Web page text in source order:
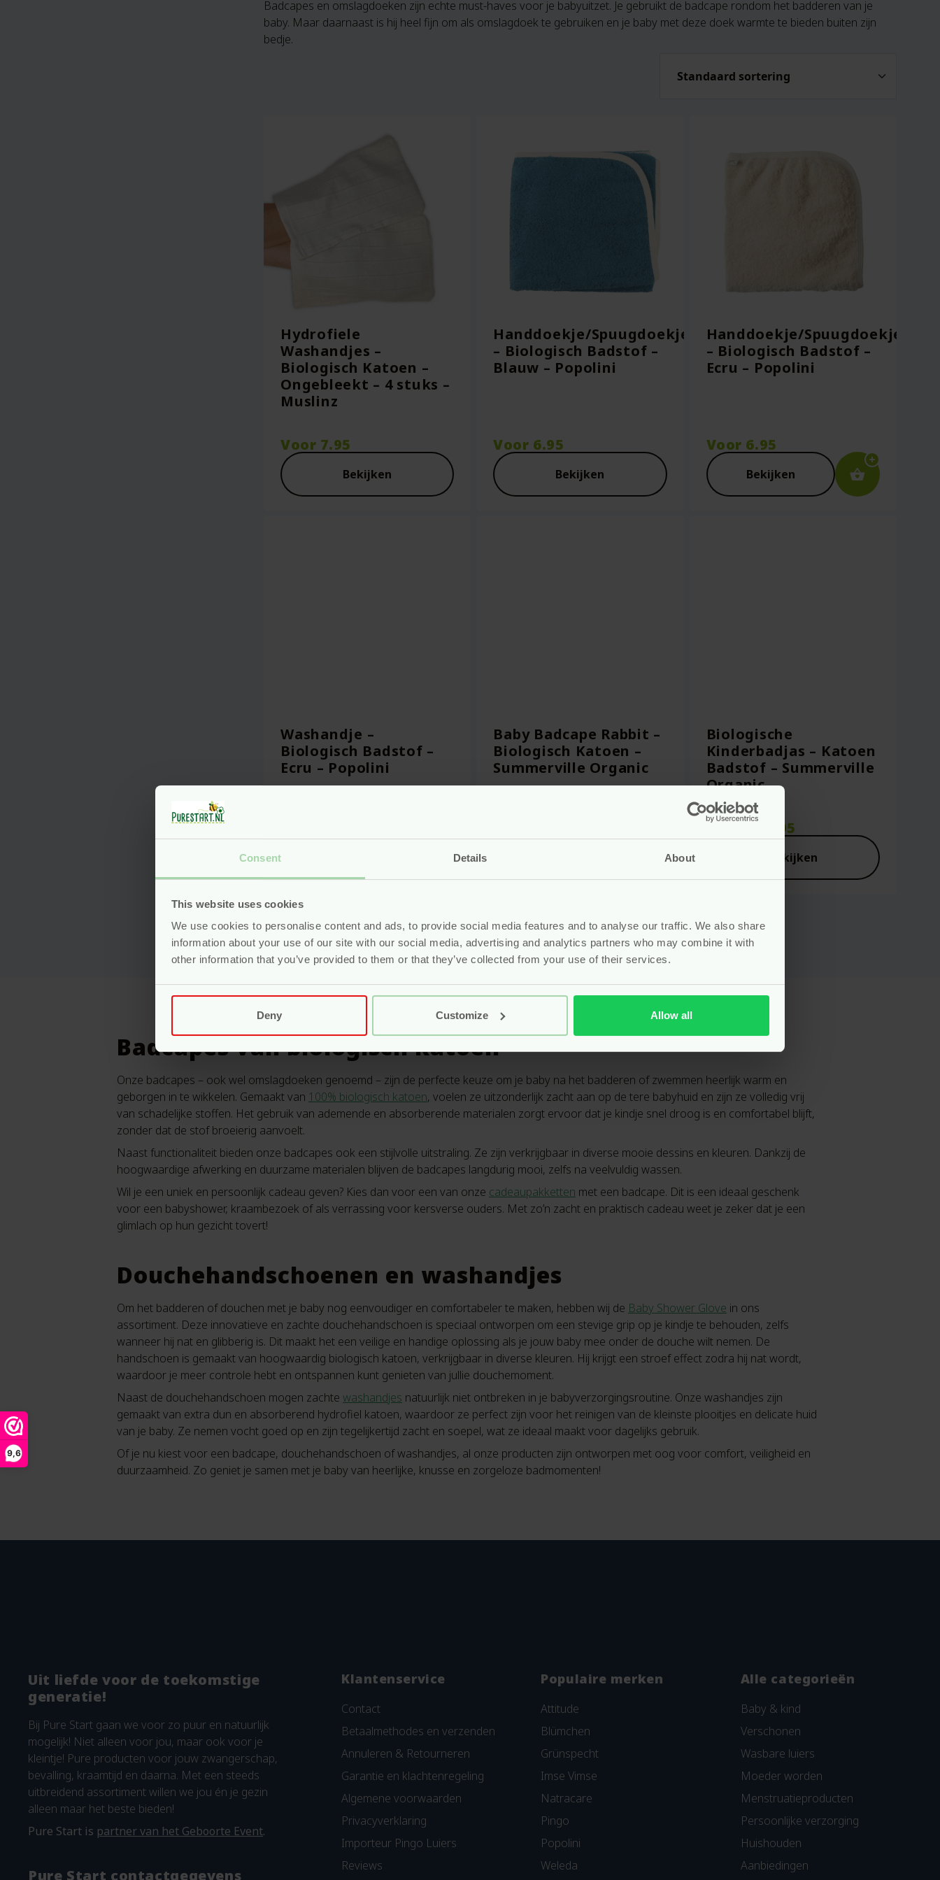
Consent Details About
This website uses cookies
We use cookies to personalise content and ads, to provide social media features and to analyse our traffic. We also share
information about your use of our site with our social media, advertising and analytics partners who may combine it with
other information that you’ve provided to them or that they’ve collected from your use of their services.
Deny Customize Allow all
9,6
Badcapes en omslagdoeken zijn echte must-haves voor je babyuitzet. Je gebruikt de badcape rondom het badderen van je
baby. Maar daarnaast is hij heel fijn om als omslagdoek te gebruiken en je baby met deze doek warmte te bieden buiten zijn
bedje.
Hydrofiele
Washandjes –
Biologisch Katoen –
Ongebleekt – 4 stuks –
Muslinz
Voor 7.95
Bekijken
Handdoekje/Spuugdoekje
– Biologisch Badstof –
Blauw – Popolini
Voor 6.95
Bekijken
Handdoekje/Spuugdoekje
– Biologisch Badstof –
Ecru – Popolini
Voor 6.95
Bekijken
Washandje –
Biologisch Badstof –
Ecru – Popolini
Baby Badcape Rabbit –
Biologisch Katoen –
Summerville Organic
Biologische
Kinderbadjas – Katoen
Badstof – Summerville
Organic
Vanaf 29.95
Bekijken
Badcapes van biologisch katoen
Onze badcapes – ook wel omslagdoeken genoemd – zijn de perfecte keuze om je baby na het badderen of zwemmen heerlijk warm en
geborgen in te wikkelen. Gemaakt van 100% biologisch katoen, voelen ze uitzonderlijk zacht aan op de tere babyhuid en zijn ze volledig vrij
van schadelijke stoffen. Het gebruik van ademende en absorberende materialen zorgt ervoor dat je kindje snel droog is en comfortabel blijft,
zonder dat de stof broeierig aanvoelt.
Naast functionaliteit bieden onze badcapes ook een stijlvolle uitstraling. Ze zijn verkrijgbaar in diverse mooie dessins en kleuren. Dankzij de
hoogwaardige afwerking en duurzame materialen blijven de badcapes langdurig mooi, zelfs na veelvuldig wassen.
Wil je een uniek en persoonlijk cadeau geven? Kies dan voor een van onze cadeaupakketten met een badcape. Dit is een ideaal geschenk
voor een babyshower, kraambezoek of als verrassing voor kersverse ouders. Met zo’n zacht en praktisch cadeau weet je zeker dat je een
glimlach op hun gezicht tovert!
Douchehandschoenen en washandjes
Om het badderen of douchen met je baby nog eenvoudiger en comfortabeler te maken, hebben wij de Baby Shower Glove in ons
assortiment. Deze innovatieve en zachte douchehandschoen is speciaal ontworpen om een stevige grip op je kindje te behouden, zelfs
wanneer hij nat en glibberig is. Dit maakt het een veilige en handige oplossing als je jouw baby mee onder de douche wilt nemen. De
handschoen is gemaakt van hoogwaardig biologisch katoen, verkrijgbaar in diverse kleuren. Hij krijgt een stroef effect zodra hij nat wordt,
waardoor je meer controle hebt en ontspannen kunt genieten van jullie douchemoment.
Naast de douchehandschoen mogen zachte washandjes natuurlijk niet ontbreken in je babyverzorgingsroutine. Onze washandjes zijn
gemaakt van extra dun en absorberend hydrofiel katoen, waardoor ze perfect zijn voor het reinigen van de kleinste plooitjes en delicate huid
van je baby. Ze nemen vocht goed op en zijn tegelijkertijd zacht en soepel, wat ze ideaal maakt voor dagelijks gebruik.
Of je nu kiest voor een badcape, douchehandschoen of washandjes, al onze producten zijn ontworpen met oog voor comfort, veiligheid en
duurzaamheid. Zo geniet je samen met je baby van heerlijke, knusse en zorgeloze badmomenten!
Uit liefde voor de toekomstige
generatie!
Bij Pure Start gaan we voor zo puur en natuurlijk
mogelijk! Niet alleen voor jou, maar ook voor je
kleintje! Pure producten voor jouw zwangerschap,
bevalling, kraamtijd en daarna. Met een steeds
uitbreidend assortiment willen we jou én je gezin
alleen maar het beste bieden!
Pure Start is partner van het Geboorte Event.
Pure Start contactgegevens
Klantenservice
Contact
Betaalmethodes en verzenden
Annuleren & Retourneren
Garantie en klachtenregeling
Algemene voorwaarden
Privacyverklaring
Importeur Pingo Luiers
Reviews
Populaire merken
Attitude
Blümchen
Grünspecht
Imse Vimse
Natracare
Pingo
Popolini
Weleda
Alle categorieën
Baby & kind
Verschonen
Wasbare luiers
Moeder worden
Menstruatieproducten
Persoonlijke verzorging
Huishouden
Aanbiedingen